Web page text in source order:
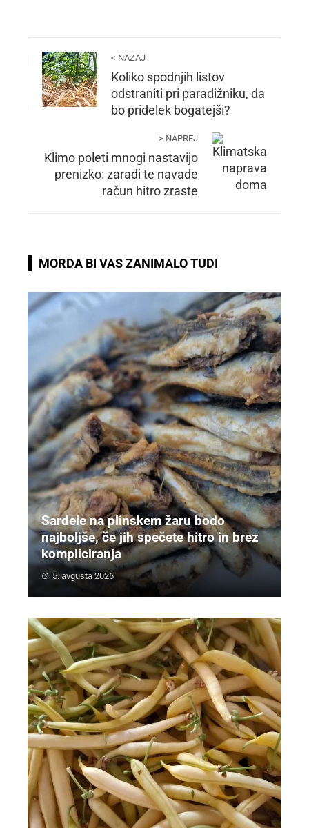
< NAZAJ
Koliko spodnjih listov
odstraniti pri paradižniku, da
bo pridelek bogatejši?
> NAPREJ
Klimo poleti mnogi nastavijo
prenizko: zaradi te navade
račun hitro zraste
MORDA BI VAS ZANIMALO TUDI
Sardele na plinskem žaru bodo
najboljše, če jih spečete hitro in brez
kompliciranja
5. avgusta 2026